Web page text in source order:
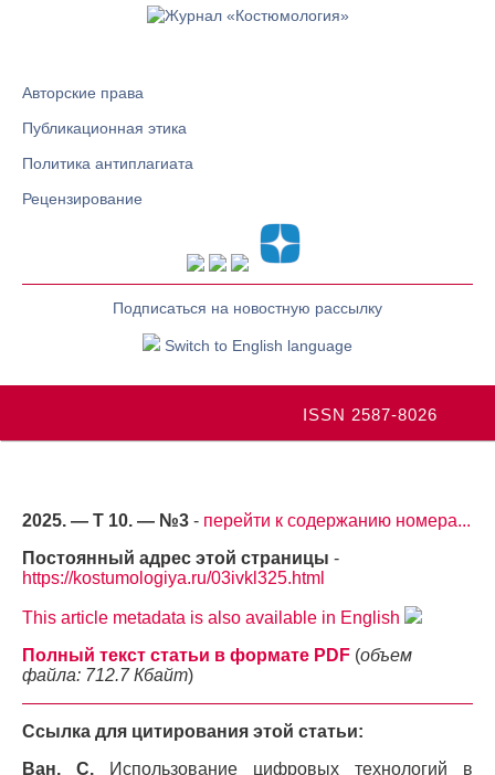
Авторские права
Публикационная этика
Политика антиплагиата
Рецензирование
Подписаться на новостную рассылку
Switch to English language
ISSN 2587-8026
2025. — Т 10. — №3 - перейти к содержанию номера...
Постоянный адрес этой страницы -
https://kostumologiya.ru/03ivkl325.html
This article metadata is also available in English
Полный текст статьи в формате PDF (объем
файла: 712.7 Кбайт)
Ссылка для цитирования этой статьи:
Ван, С. Использование цифровых технологий в